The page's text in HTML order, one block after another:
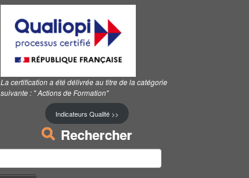
La certification a été délivrée au titre de la catégorie
suivante : " Actions de Formation"
Indicateurs Qualité >>
Rechercher